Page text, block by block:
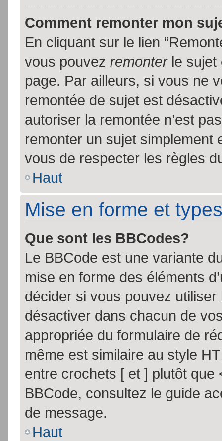
Comment remonter mon
En cliquant sur le lien
vous pouvez remonterle sujet
page. Par ailleurs, si vous ne
remontée de sujet est
autoriser la remontée n’est
remonter un sujet simplement
vous de respecter les règles
Haut
Mise en forme et
Que sont les BBCodes?
Le BBCode est une variante
mise en forme des éléments
décider si vous pouvez
désactiver dans chacun de
appropriée du formulaire de
même est similaire au style
entre crochets [ et ] plutôt que
BBCode, consultez le guide
de message.
Haut